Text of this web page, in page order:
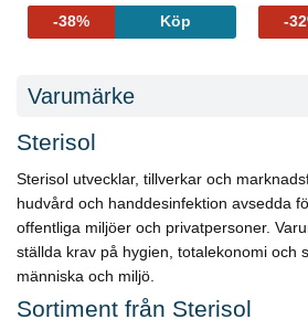
-38% Köp -
Varumärke
Sterisol
Sterisol utvecklar, tillverkar och
hudvård och handdesinfektion avsedda
offentliga miljöer och privatpersoner.
ställda krav på hygien, totalekonomi och
människa och miljö.
Sortiment från Sterisol